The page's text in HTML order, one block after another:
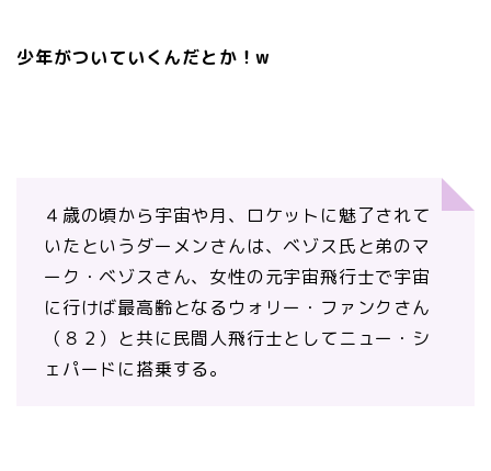
少年がついていくんだとか！w
４歳の頃から宇宙や月、ロケットに魅了されて
いたというダーメンさんは、ベゾス氏と弟のマ
ーク・ベゾスさん、女性の元宇宙飛行士で宇宙
に行けば最高齢となるウォリー・ファンクさん
（８２）と共に民間人飛行士としてニュー・シ
ェパードに搭乗する。